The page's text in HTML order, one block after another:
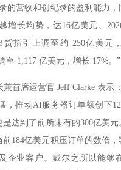
的营收和创纪录的盈利能力，
增长均势，达16亿美元。
货指引 上调至约250亿美元
至 1,117 亿美元，增长 17%。 ”
首席运营官 Jeff Clarke 表示
，推动AI服务器订单额创下
是达到了前所未有的300亿美
184亿美元积压订单的数倍，
企业客户。戴尔之所以能够